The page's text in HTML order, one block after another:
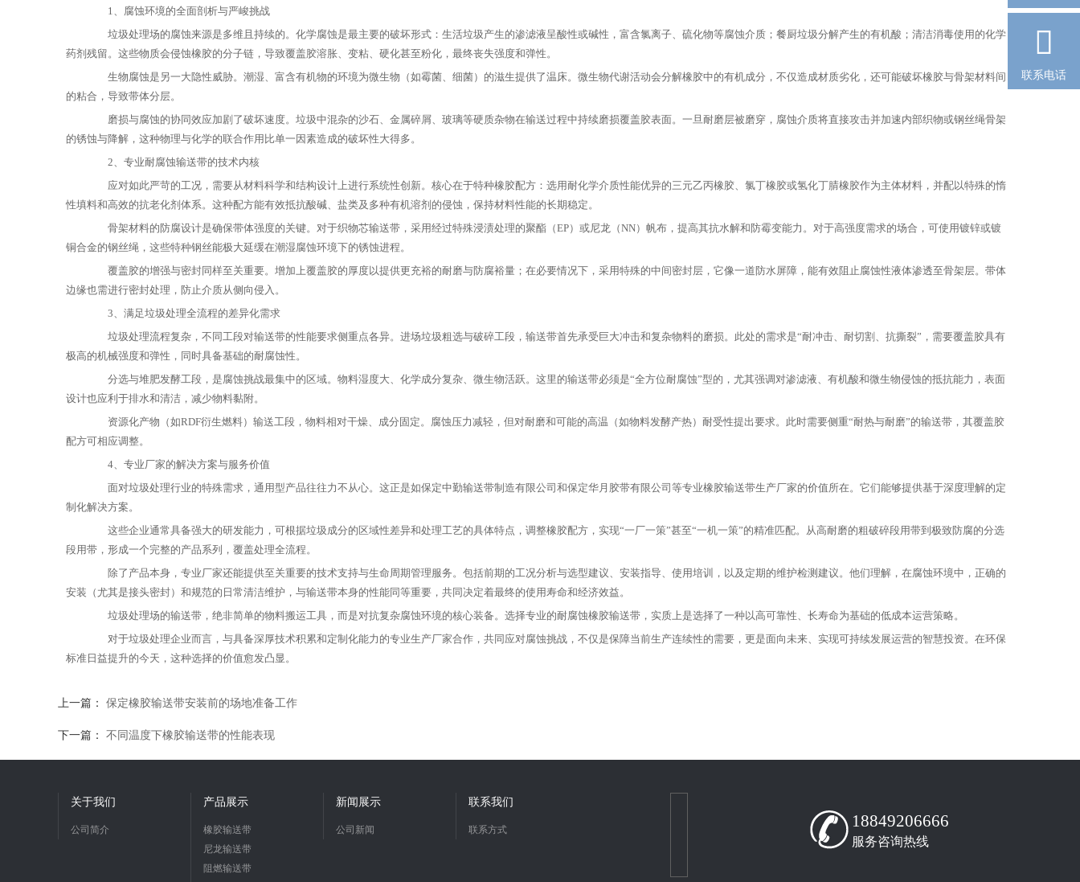
1、腐蚀环境的全面剖析与严峻挑战
垃圾处理场的腐蚀来源是多维且持续的。化学腐蚀是最主要的破坏形式：生活垃圾产生的渗滤液呈酸性或碱性，富含氯离子、硫化物等腐蚀介质；餐厨垃圾分解产生的有机酸；清洁消毒使用的化学
药剂残留。这些物质会侵蚀橡胶的分子链，导致覆盖胶溶胀、变粘、硬化甚至粉化，最终丧失强度和弹性。
生物腐蚀是另一大隐性威胁。潮湿、富含有机物的环境为微生物（如霉菌、细菌）的滋生提供了温床。微生物代谢活动会分解橡胶中的有机成分，不仅造成材质劣化，还可能破坏橡胶与骨架材料间
的粘合，导致带体分层。
磨损与腐蚀的协同效应加剧了破坏速度。垃圾中混杂的沙石、金属碎屑、玻璃等硬质杂物在输送过程中持续磨损覆盖胶表面。一旦耐磨层被磨穿，腐蚀介质将直接攻击并加速内部织物或钢丝绳骨架
的锈蚀与降解，这种物理与化学的联合作用比单一因素造成的破坏性大得多。
2、专业耐腐蚀输送带的技术内核
应对如此严苛的工况，需要从材料科学和结构设计上进行系统性创新。核心在于特种橡胶配方：选用耐化学介质性能优异的三元乙丙橡胶、氯丁橡胶或氢化丁腈橡胶作为主体材料，并配以特殊的惰
性填料和高效的抗老化剂体系。这种配方能有效抵抗酸碱、盐类及多种有机溶剂的侵蚀，保持材料性能的长期稳定。
骨架材料的防腐设计是确保带体强度的关键。对于织物芯输送带，采用经过特殊浸渍处理的聚酯（EP）或尼龙（NN）帆布，提高其抗水解和防霉变能力。对于高强度需求的场合，可使用镀锌或镀
铜合金的钢丝绳，这些特种钢丝能极大延缓在潮湿腐蚀环境下的锈蚀进程。
覆盖胶的增强与密封同样至关重要。增加上覆盖胶的厚度以提供更充裕的耐磨与防腐裕量；在必要情况下，采用特殊的中间密封层，它像一道防水屏障，能有效阻止腐蚀性液体渗透至骨架层。带体
边缘也需进行密封处理，防止介质从侧向侵入。
3、满足垃圾处理全流程的差异化需求
垃圾处理流程复杂，不同工段对输送带的性能要求侧重点各异。进场垃圾粗选与破碎工段，输送带首先承受巨大冲击和复杂物料的磨损。此处的需求是“耐冲击、耐切割、抗撕裂”，需要覆盖胶具有
极高的机械强度和弹性，同时具备基础的耐腐蚀性。
分选与堆肥发酵工段，是腐蚀挑战最集中的区域。物料湿度大、化学成分复杂、微生物活跃。这里的输送带必须是“全方位耐腐蚀”型的，尤其强调对渗滤液、有机酸和微生物侵蚀的抵抗能力，表面
设计也应利于排水和清洁，减少物料黏附。
资源化产物（如RDF衍生燃料）输送工段，物料相对干燥、成分固定。腐蚀压力减轻，但对耐磨和可能的高温（如物料发酵产热）耐受性提出要求。此时需要侧重“耐热与耐磨”的输送带，其覆盖胶
配方可相应调整。
4、专业厂家的解决方案与服务价值
面对垃圾处理行业的特殊需求，通用型产品往往力不从心。这正是如保定中勤输送带制造有限公司和保定华月胶带有限公司等专业橡胶输送带生产厂家的价值所在。它们能够提供基于深度理解的定
制化解决方案。
这些企业通常具备强大的研发能力，可根据垃圾成分的区域性差异和处理工艺的具体特点，调整橡胶配方，实现“一厂一策”甚至“一机一策”的精准匹配。从高耐磨的粗破碎段用带到极致防腐的分选
段用带，形成一个完整的产品系列，覆盖处理全流程。
除了产品本身，专业厂家还能提供至关重要的技术支持与生命周期管理服务。包括前期的工况分析与选型建议、安装指导、使用培训，以及定期的维护检测建议。他们理解，在腐蚀环境中，正确的
安装（尤其是接头密封）和规范的日常清洁维护，与输送带本身的性能同等重要，共同决定着最终的使用寿命和经济效益。
垃圾处理场的输送带，绝非简单的物料搬运工具，而是对抗复杂腐蚀环境的核心装备。选择专业的耐腐蚀橡胶输送带，实质上是选择了一种以高可靠性、长寿命为基础的低成本运营策略。
对于垃圾处理企业而言，与具备深厚技术积累和定制化能力的专业生产厂家合作，共同应对腐蚀挑战，不仅是保障当前生产连续性的需要，更是面向未来、实现可持续发展运营的智慧投资。在环保
标准日益提升的今天，这种选择的价值愈发凸显。
上一篇： 保定橡胶输送带安装前的场地准备工作
下一篇： 不同温度下橡胶输送带的性能表现
关于我们
公司简介
产品展示
橡胶输送带
尼龙输送带
阻燃输送带
新闻展示
公司新闻
联系我们
联系方式 18849206666
服务咨询热线

联系电话